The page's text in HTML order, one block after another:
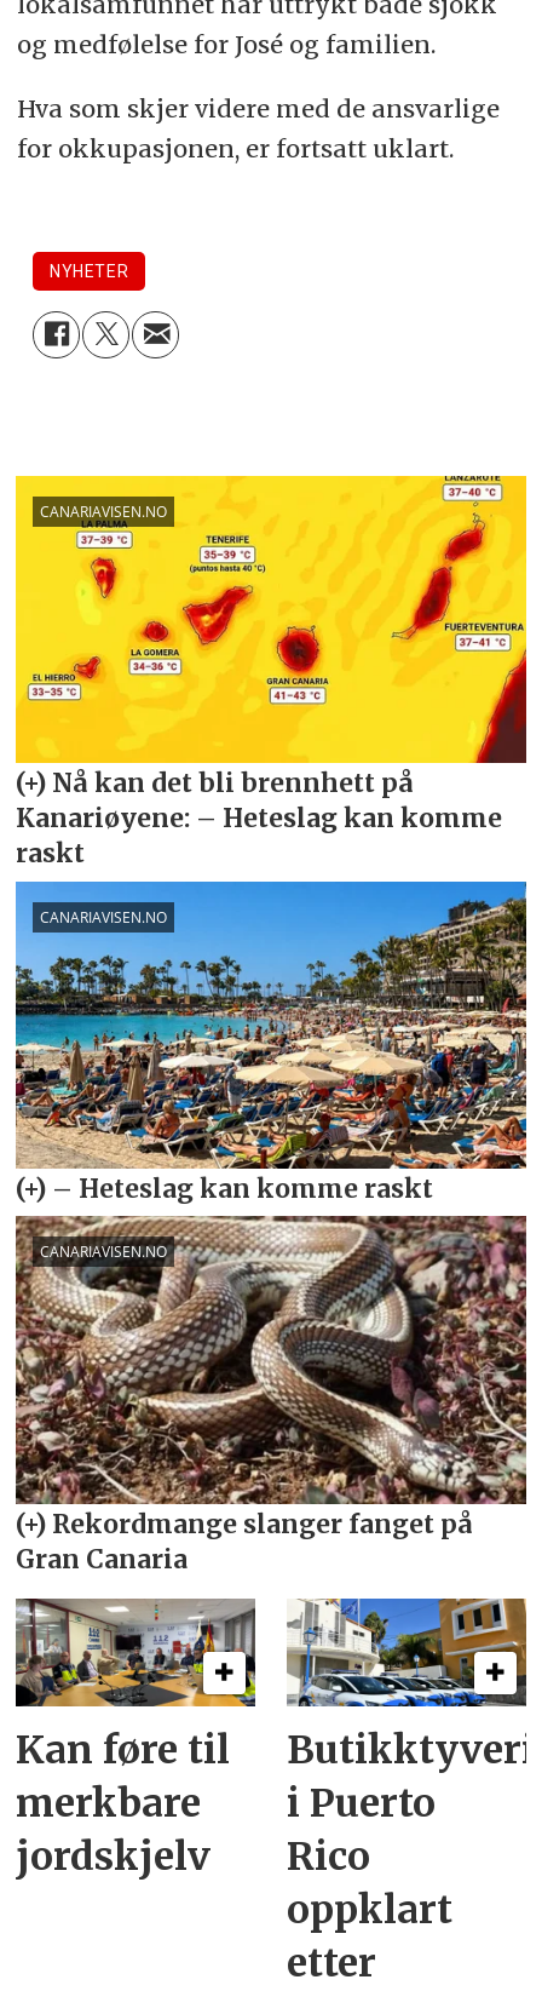
og medfølelse for José og familien.
Hva som skjer videre med de ansvarlige
for okkupasjonen, er fortsatt uklart.
NYHETER
Kan føre til
merkbare
jordskjelv
Butikktyveri
i Puerto
Rico
oppklart
etter